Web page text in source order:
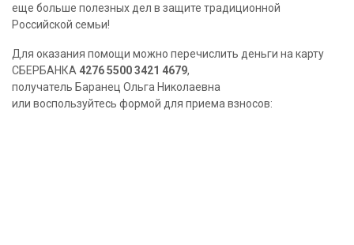
еще больше полезных дел в защите традиционной
Российской семьи!
Для оказания помощи можно перечислить деньги на карту
СБЕРБАНКА 4276 5500 3421 4679,
получатель Баранец Ольга Николаевна
или воспользуйтесь формой для приема взносов: